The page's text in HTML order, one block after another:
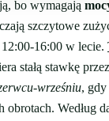
bo wymagają
szczytowe
16:00 w lecie.
stałą stawkę
wrześniu, gdy
obrotach. Według